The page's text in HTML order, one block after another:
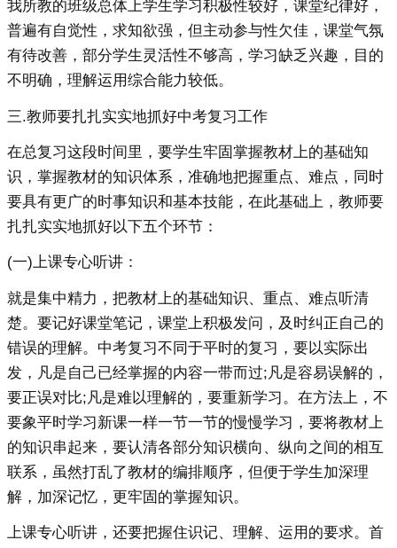
我所教的班级总体上学生学习积极性较好，课堂纪律好，
普遍有自觉性，求知欲强，但主动参与性欠佳，课堂气氛
有待改善，部分学生灵活性不够高，学习缺乏兴趣，目的
不明确，理解运用综合能力较低。
三.教师要扎扎实实地抓好中考复习工作
在总复习这段时间里，要学生牢固掌握教材上的基础知
识，掌握教材的知识体系，准确地把握重点、难点，同时
要具有更广的时事知识和基本技能，在此基础上，教师要
扎扎实实地抓好以下五个环节：
(一)上课专心听讲：
就是集中精力，把教材上的基础知识、重点、难点听清
楚。要记好课堂笔记，课堂上积极发问，及时纠正自己的
错误的理解。中考复习不同于平时的复习，要以实际出
发，凡是自己已经掌握的内容一带而过;凡是容易误解的，
要正误对比;凡是难以理解的，要重新学习。在方法上，不
要象平时学习新课一样一节一节的慢慢学习，要将教材上
的知识串起来，要认清各部分知识横向、纵向之间的相互
联系，虽然打乱了教材的编排顺序，但便于学生加深理
解，加深记忆，更牢固的掌握知识。
上课专心听讲，还要把握住识记、理解、运用的要求。首